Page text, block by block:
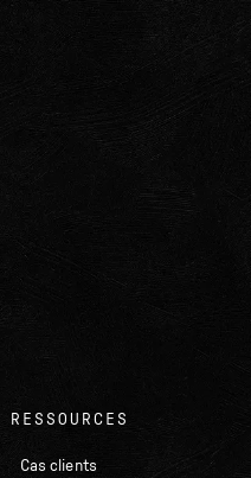
RESSOURCES
Cas clients